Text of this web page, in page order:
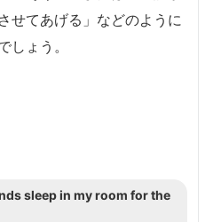
せてあげる」などのように
しょう。
sleep in my room for the